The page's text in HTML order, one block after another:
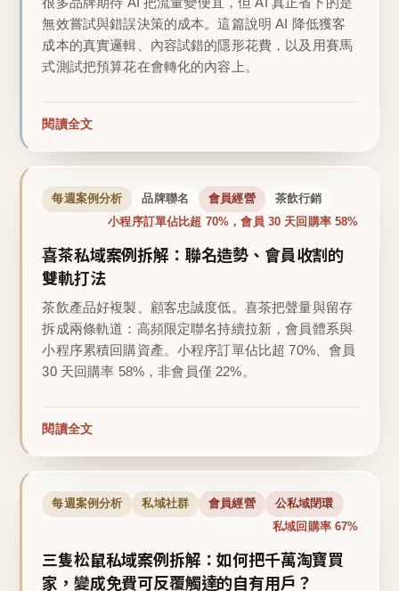
無效嘗試與錯誤決策的成本。這篇說明 AI 降低獲客
成本的真實邏輯、內容試錯的隱形花費，以及用賽馬
式測試把預算花在會轉化的內容上。
閱讀全文
每週案例分析 品牌聯名 會員經營 茶飲行銷
小程序訂單佔比超 70%，會員 30 天回購率 58%
喜茶私域案例拆解：聯名造勢、會員收割的
雙軌打法
茶飲產品好複製、顧客忠誠度低。喜茶把聲量與留存
拆成兩條軌道：高頻限定聯名持續拉新，會員體系與
小程序累積回購資產。小程序訂單佔比超 70%、會員
30 天回購率 58%，非會員僅 22%。
閱讀全文
每週案例分析 私域社群 會員經營 公私域閉環
私域回購率 67%
三隻松鼠私域案例拆解：如何把千萬淘寶買
家，變成免費可反覆觸達的自有用戶？